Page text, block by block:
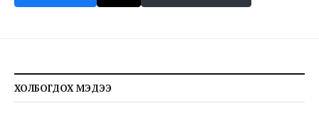
ХОЛБОГДОХ МЭДЭЭ